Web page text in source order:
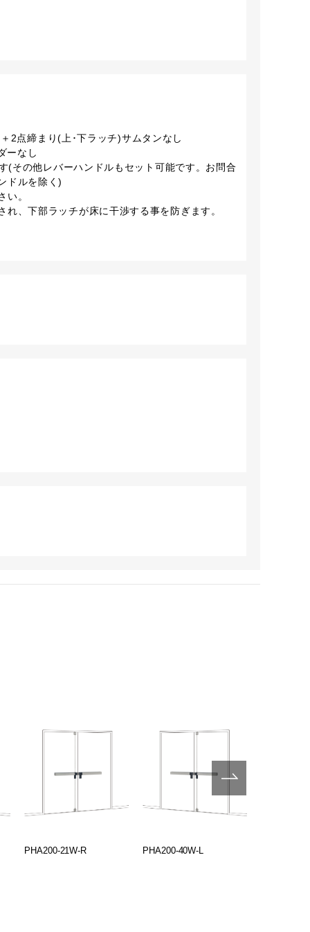
2点締まり(上･下ラッチ)サムタンなし
ーなし
(その他レバーハンドルもセット可能です。お問合
ドルを除く)
い。
、下部ラッチが床に干渉する事を防ぎます。
PHA200-21W-R PHA200-40W-L